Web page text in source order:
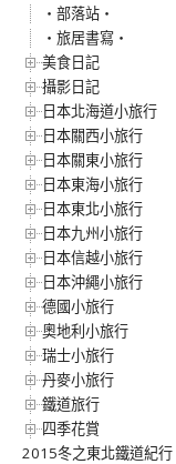
‧部落站‧
‧旅居書寫‧
美食日記
攝影日記
日本北海道小旅行
日本關西小旅行
日本關東小旅行
日本東海小旅行
日本東北小旅行
日本九州小旅行
日本信越小旅行
日本沖繩小旅行
德國小旅行
奧地利小旅行
瑞士小旅行
丹麥小旅行
鐵道旅行
四季花賞
2015冬之東北鐵道紀行